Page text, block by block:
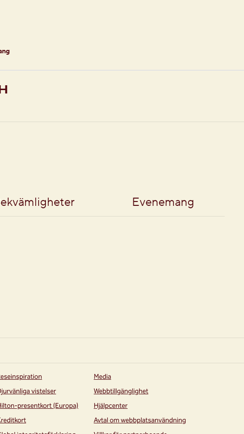
Evenemang
vistelser
presentkort (Europa)
Media
Webbtillgänglighet
Hjälpcenter
Avtal om webbplatsanvändning